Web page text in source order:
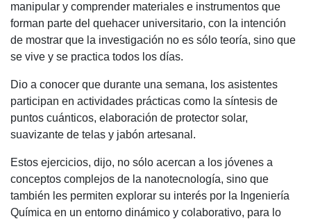
manipular y comprender materiales e instrumentos que
forman parte del quehacer universitario, con la intención
de mostrar que la investigación no es sólo teoría, sino que
se vive y se practica todos los días.
Dio a conocer que durante una semana, los asistentes
participan en actividades prácticas como la síntesis de
puntos cuánticos, elaboración de protector solar,
suavizante de telas y jabón artesanal.
Estos ejercicios, dijo, no sólo acercan a los jóvenes a
conceptos complejos de la nanotecnología, sino que
también les permiten explorar su interés por la Ingeniería
Química en un entorno dinámico y colaborativo, para lo